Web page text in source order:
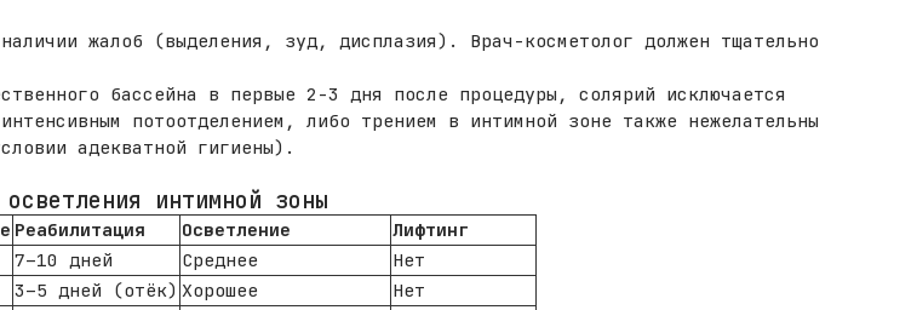
жалоб (выделения, зуд, дисплазия). Врач-косметолог должен тщательно
бассейна в первые 2-3 дня после процедуры, солярий исключается
потоотделением, либо трением в интимной зоне также нежелательны
адекватной гигиены).
интимной зоны
Реабилитация Осветление
Лифтинг
7–10 дней Среднее
Нет
3–5 дней (отёк) Хорошее
Нет